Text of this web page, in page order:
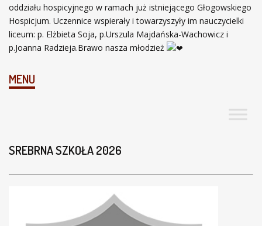
oddziału hospicyjnego w ramach już istniejącego Głogowskiego
Hospicjum. Uczennice wspierały i towarzyszyły im nauczycielki
liceum: p. Elżbieta Soja, p.Urszula Majdańska-Wachowicz i
p.Joanna Radzieja.Brawo nasza młodzież
MENU
SREBRNA SZKOŁA 2026